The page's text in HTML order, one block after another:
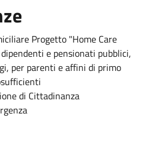
Progetto "Home Care
e pensionati pubblici,
per parenti e affini di primo
di Cittadinanza